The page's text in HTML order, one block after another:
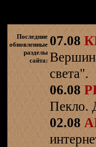
Последние
обновленные
разделы
сайта:
07.08
света".
06.08
Пекло.
02.08